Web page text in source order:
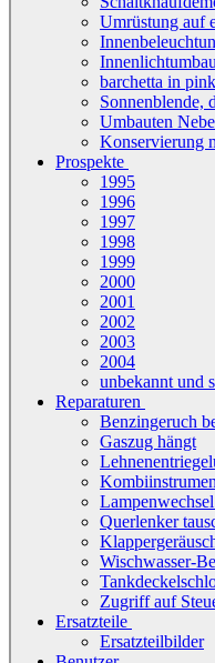
Umrüstung auf
barchetta in
Sonnenblende,
Umbauten
Konservierung
Prospekte
1995
1996
1997
1998
1999
2000
2001
2002
2003
2004
unbekannt und
Reparaturen
Benzingeruch
Gaszug hängt
Querlenker
Wischwasser-
Zugriff auf
Ersatzteile
Ersatzteilbilder